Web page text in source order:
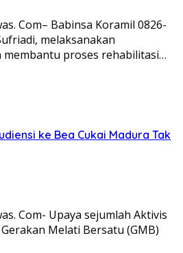
Com– Babinsa Koramil 0826-
melaksanakan
membantu proses rehabilitasi…
ke Bea Cukai Madura Tak
Com- Upaya sejumlah Aktivis
Melati Bersatu (GMB)